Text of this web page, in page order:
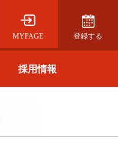
MYPAGE 登録する
採用情報